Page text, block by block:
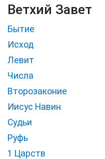
Ветхий Завет
Бытие
Исход
Левит
Числа
Второзаконие
Иисус Навин
Судьи
Руфь
1 Царств